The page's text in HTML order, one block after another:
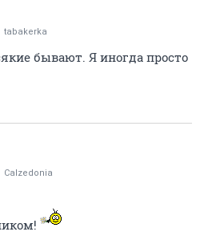
tabakerka
бывают. Я иногда просто
Calzedonia